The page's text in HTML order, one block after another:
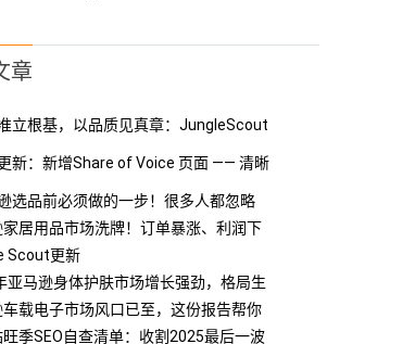
章
立根基，以品质见真章：JungleScout
逊工具专业标杆
新：新增Share of Voice 页面 —— 清晰
竞争格局
选品前必须做的一步！很多人都忽略
家居用品市场洗牌！订单暴涨、利润下
Scout更新
亚马逊身体护肤市场增长强劲，格局生
车载电子市场风口已至，这份报告帮你
季SEO自查清单：收割2025最后一波